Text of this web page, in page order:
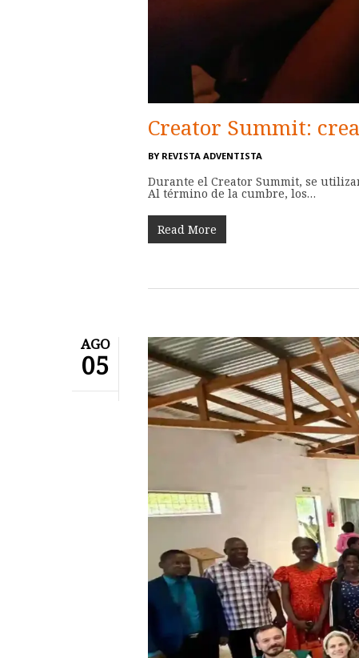
Creator Summit:
BY REVISTA ADVENTISTA
Durante el Creator Summit, se
Al término de la cumbre, los…
Read More
AGO
05